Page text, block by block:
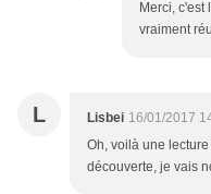
Merci, c'est
vraiment
L Lisbei 16/01/2017
Oh, voilà une
découverte, je vais